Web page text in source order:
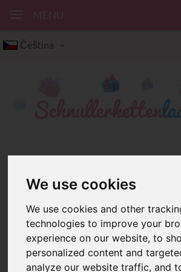
We use cookies
We use cookies and other
technologies to improve your
experience on our website, to
personalized content and
analyze our website traffic, and
Čeština
Vyrobte si krásný přívěsek ke
zuby
Vyrobte si krásný
ke krabičce na
zuby